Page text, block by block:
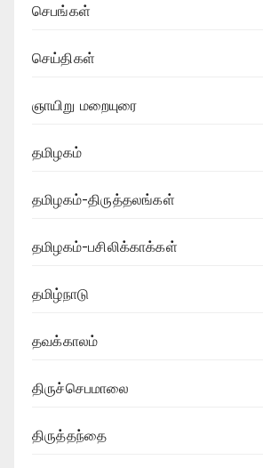
செபங்கள்
செய்திகள்
ஞாயிறு மறையுரை
தமிழகம்
தமிழகம்-திருத்தலங்கள்
தமிழகம்-பசிலிக்காக்கள்
தமிழ்நாடு
தவக்காலம்
திருச்செபமாலை
திருத்தந்தை